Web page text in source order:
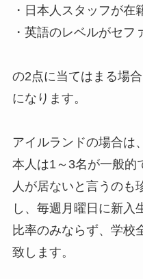
・日本人スタッフが在
・英語のレベルがセフ
の2点に当てはまる場
になります。
アイルランドの場合は
本人は1～3名が一般的
人が居ないと言うのも
し、毎週月曜日に新入
比率のみならず、学校
致します。